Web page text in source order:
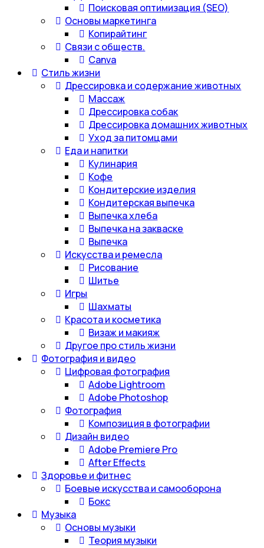
Поисковая оптимизация (SEO)
Основы маркетинга
Копирайтинг
Связи с обществ.
Canva
Стиль жизни
Дрессировка и содержание животных
Массаж
Дрессировка собак
Дрессировка домашних животных
Уход за питомцами
Еда и напитки
Кулинария
Кофе
Кондитерские изделия
Кондитерская выпечка
Выпечка хлеба
Выпечка на закваске
Выпечка
Искусства и ремесла
Рисование
Шитье
Игры
Шахматы
Красота и косметика
Визаж и макияж
Другое про стиль жизни
Фотография и видео
Цифровая фотография
Adobe Lightroom
Adobe Photoshop
Фотография
Композиция в фотографии
Дизайн видео
Adobe Premiere Pro
After Effects
Здоровье и фитнес
Боевые искусства и самооборона
Бокс
Музыка
Основы музыки
Теория музыки